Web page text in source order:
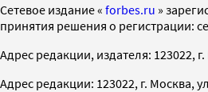
Cетевое издание « forbes.ru »
принятия решения о регистрации:
Адрес редакции, издателя: 123022,
Адрес редакции: 123022, г. Москва,